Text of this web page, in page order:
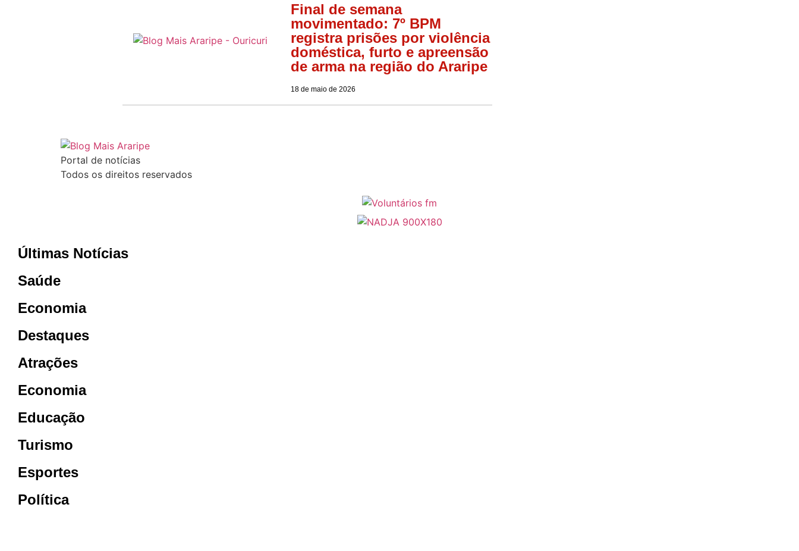
Final de semana
movimentado: 7º BPM
registra prisões por violência
doméstica, furto e apreensão
de arma na região do Araripe
18 de maio de 2026
Portal de notícias
Todos os direitos reservados
Últimas Notícias
Saúde
Economia
Destaques
Atrações
Economia
Educação
Turismo
Esportes
Política